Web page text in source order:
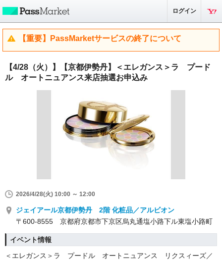
ログイン
【重要】PassMarketサービスの終了について
【4/28（火）】【京都伊勢丹】＜エレガンス＞ラ プード
ル オートニュアンス来店抽選お申込み
2026/4/28(火) 10:00 ～ 12:00
ジェイアール京都伊勢丹 2階 化粧品／アルビオン
〒600-8555 京都府京都市下京区烏丸通塩小路下ル東塩小路町
イベント情報
＜エレガンス＞ラ プードル オートニュアンス リクスィーズ／